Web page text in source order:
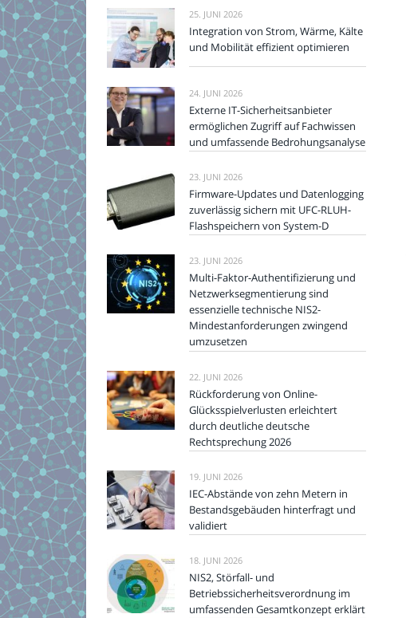
25. JUNI 2026
Integration von Strom, Wärme, Kälte
und Mobilität effizient optimieren
24. JUNI 2026
Externe IT-Sicherheitsanbieter
ermöglichen Zugriff auf Fachwissen
und umfassende Bedrohungsanalyse
23. JUNI 2026
Firmware-Updates und Datenlogging
zuverlässig sichern mit UFC-RLUH-
Flashspeichern von System-D
23. JUNI 2026
Multi-Faktor-Authentifizierung und
Netzwerksegmentierung sind
essenzielle technische NIS2-
Mindestanforderungen zwingend
umzusetzen
22. JUNI 2026
Rückforderung von Online-
Glücksspielverlusten erleichtert
durch deutliche deutsche
Rechtsprechung 2026
19. JUNI 2026
IEC-Abstände von zehn Metern in
Bestandsgebäuden hinterfragt und
validiert
18. JUNI 2026
NIS2, Störfall- und
Betriebssicherheitsverordnung im
umfassenden Gesamtkonzept erklärt